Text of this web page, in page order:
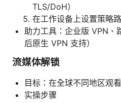
TLS/DoH）
在工作设备上设置策略
助力工具：企业版 VPN、
后原生 VPN 支持）
流媒体解锁
目标：在全球不同地区观
实操步骤